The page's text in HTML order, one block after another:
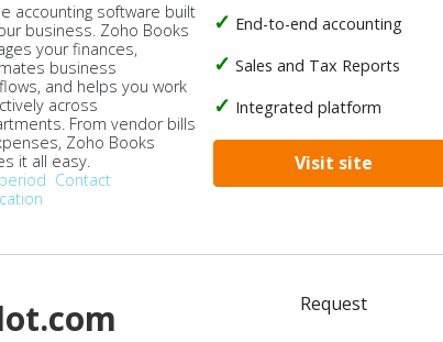
accounting software built
business. Zoho Books
your finances,
business
and helps you work
across
From vendor bills
Zoho Books
it all easy.
Contact
End-to-end accounting
Sales and Tax Reports
Integrated platform
Visit site
Request